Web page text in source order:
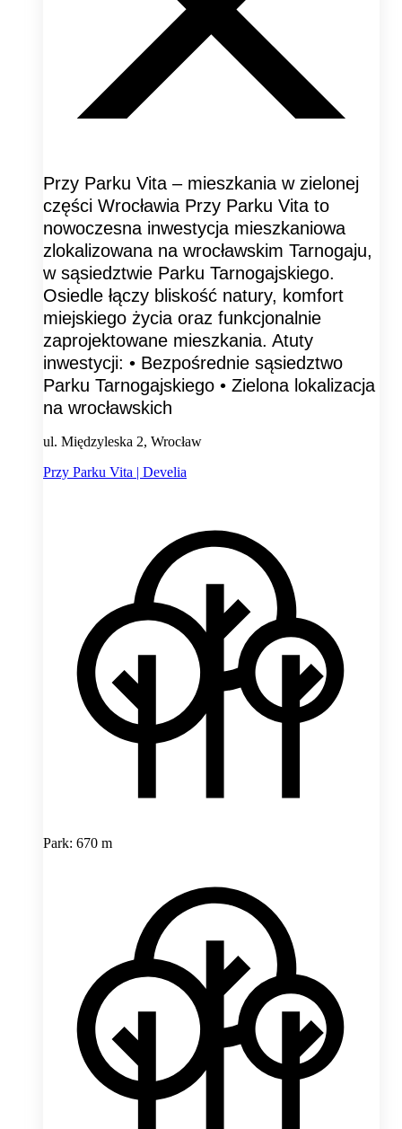
Przy Parku Vita – mieszkania w zielonej
części Wrocławia Przy Parku Vita to
nowoczesna inwestycja mieszkaniowa
zlokalizowana na wrocławskim Tarnogaju,
w sąsiedztwie Parku Tarnogajskiego.
Osiedle łączy bliskość natury, komfort
miejskiego życia oraz funkcjonalnie
zaprojektowane mieszkania. Atuty
inwestycji: • Bezpośrednie sąsiedztwo
Parku Tarnogajskiego • Zielona lokalizacja
na wrocławskich
ul. Międzyleska 2, Wrocław
Przy Parku Vita | Develia
Park: 670 m